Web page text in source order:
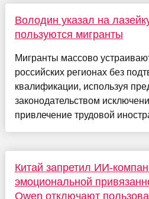
Володин указал на
пользуются мигранты
Мигранты массово
российских регионах без
квалификации, используя
законодательством
привлечение трудовой
Китай запретил ИИ-
эмоциональной
Qwen отключают